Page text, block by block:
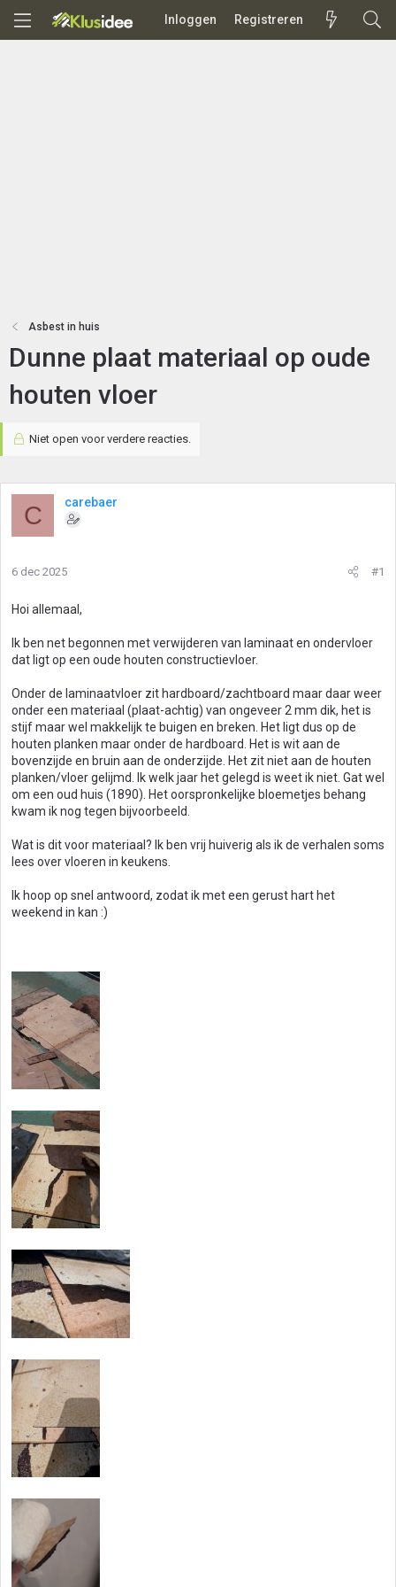
Inloggen Registreren
Asbest in huis
Dunne plaat materiaal op oude
houten vloer
Niet open voor verdere reacties.
C carebaer
6 dec 2025 #1
Hoi allemaal,
Ik ben net begonnen met verwijderen van laminaat en ondervloer
dat ligt op een oude houten constructievloer.
Onder de laminaatvloer zit hardboard/zachtboard maar daar weer
onder een materiaal (plaat-achtig) van ongeveer 2 mm dik, het is
stijf maar wel makkelijk te buigen en breken. Het ligt dus op de
houten planken maar onder de hardboard. Het is wit aan de
bovenzijde en bruin aan de onderzijde. Het zit niet aan de houten
planken/vloer gelijmd. Ik welk jaar het gelegd is weet ik niet. Gat wel
om een oud huis (1890). Het oorspronkelijke bloemetjes behang
kwam ik nog tegen bijvoorbeeld.
Wat is dit voor materiaal? Ik ben vrij huiverig als ik de verhalen soms
lees over vloeren in keukens.
Ik hoop op snel antwoord, zodat ik met een gerust hart het
weekend in kan :)